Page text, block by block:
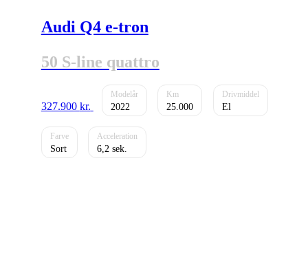
Audi Q4 e-tron
50 S-line quattro
327.900 kr. 2022 25.000 El
Sort 6,2